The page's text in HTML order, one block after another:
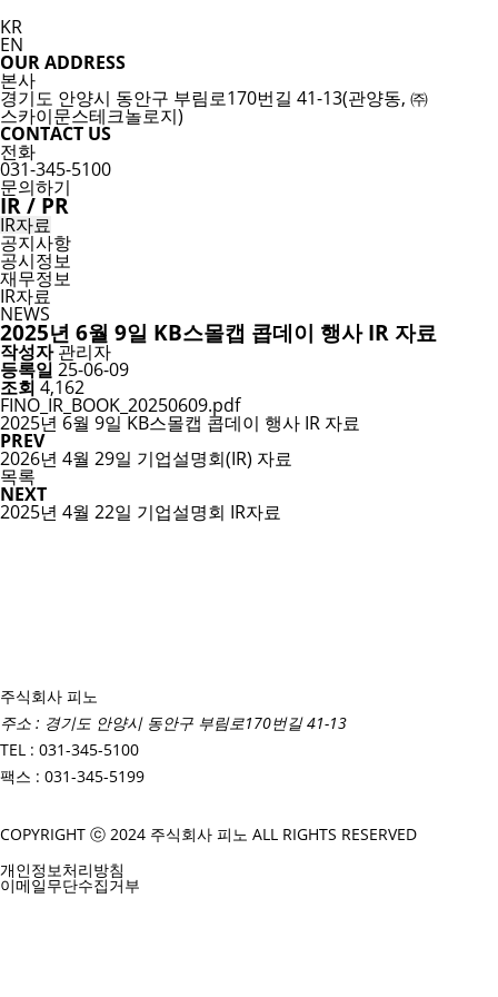
KR
EN
OUR ADDRESS
본사
경기도 안양시 동안구 부림로170번길 41-13(관양동, ㈜
스카이문스테크놀로지)
CONTACT US
전화
031-345-5100
문의하기
IR / PR
IR자료
공지사항
공시정보
재무정보
IR자료
NEWS
2025년 6월 9일 KB스몰캡 콥데이 행사 IR 자료
작성자관리자
등록일 25-06-09
조회 4,162
FINO_IR_BOOK_20250609.pdf
2025년 6월 9일 KB스몰캡 콥데이 행사 IR 자료
PREV
2026년 4월 29일 기업설명회(IR) 자료
목록
NEXT
2025년 4월 22일 기업설명회 IR자료
주식회사 피노
주소 : 경기도 안양시 동안구 부림로170번길 41-13
TEL : 031-345-5100
팩스 : 031-345-5199
COPYRIGHT ⓒ 2024 주식회사 피노 ALL RIGHTS RESERVED
개인정보처리방침
이메일무단수집거부